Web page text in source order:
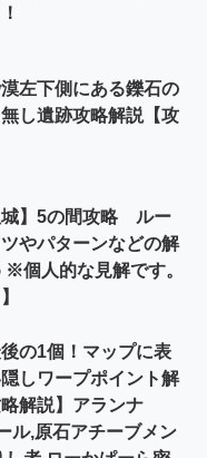
漠左下側にある鑠石の
し遺跡攻略解説【攻
城】5の間攻略 ルー
ツやパターンなどの解
個人的な見解です。
後の1個！マップに表
しワープポイント解
解説】アランナ
ル,原石アチーブメン